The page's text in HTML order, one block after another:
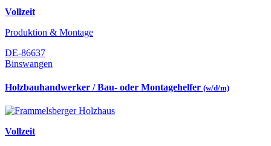
Vollzeit
Produktion & Montage
DE-86637
Binswangen
Holzbauhandwerker / Bau- oder Montagehelfer (w/d/m)
Vollzeit